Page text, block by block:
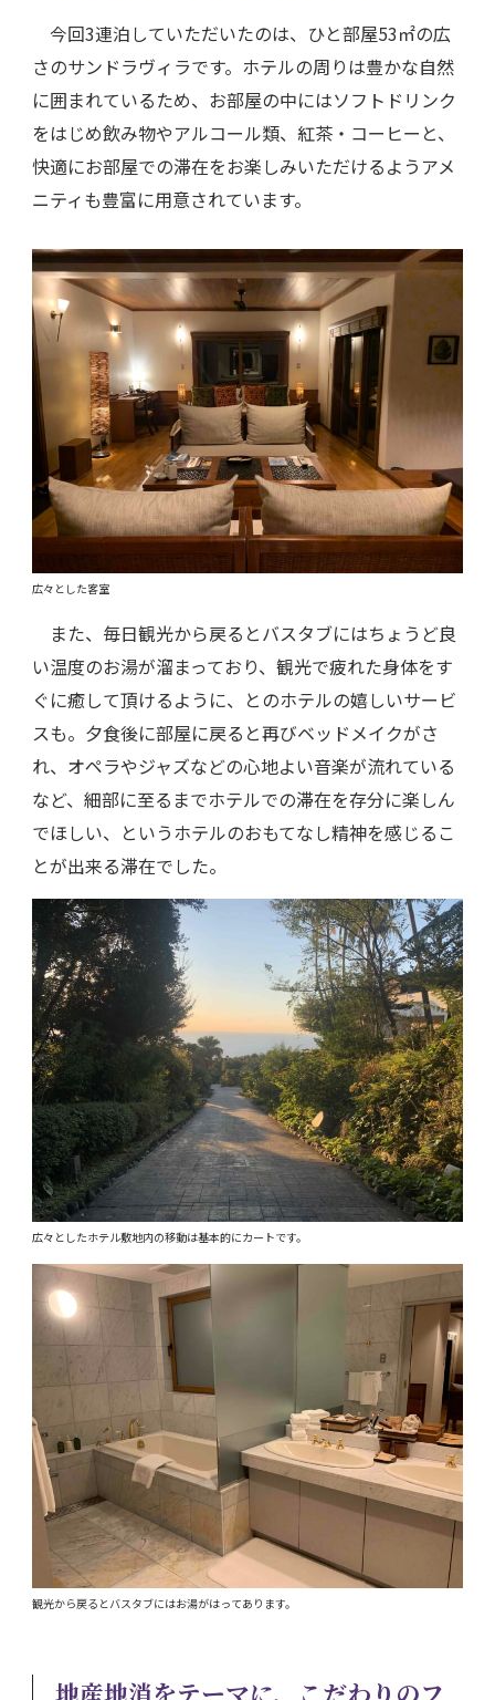
今回3連泊していただいたのは、ひと部屋53㎡の広
さのサンドラヴィラです。ホテルの周りは豊かな自然
に囲まれているため、お部屋の中にはソフトドリンク
をはじめ飲み物やアルコール類、紅茶・コーヒーと、
快適にお部屋での滞在をお楽しみいただけるようアメ
ニティも豊富に用意されています。
広々とした客室
また、毎日観光から戻るとバスタブにはちょうど良
い温度のお湯が溜まっており、観光で疲れた身体をす
ぐに癒して頂けるように、とのホテルの嬉しいサービ
スも。夕食後に部屋に戻ると再びベッドメイクがさ
れ、オペラやジャズなどの心地よい音楽が流れている
など、細部に至るまでホテルでの滞在を存分に楽しん
でほしい、というホテルのおもてなし精神を感じるこ
とが出来る滞在でした。
広々としたホテル敷地内の移動は基本的にカートです。
観光から戻るとバスタブにはお湯がはってあります。
地産地消をテーマに、こだわりのフ